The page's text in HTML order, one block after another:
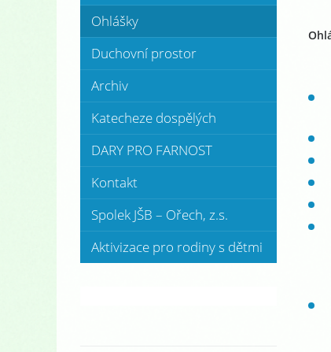
Ohlášky
Duchovní prostor
Archiv
Katecheze dospělých
DARY PRO FARNOST
Kontakt
Spolek JŠB – Ořech, z.s.
Aktivizace pro rodiny s dětmi